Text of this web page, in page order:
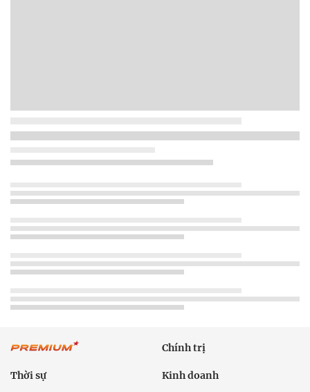
Chính trị
Thời sự Kinh doanh